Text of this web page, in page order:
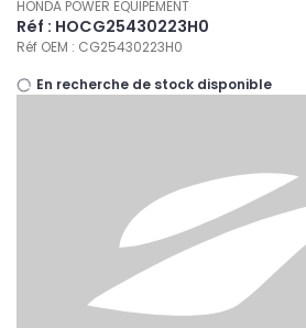
HONDA POWER EQUIPEMENT
Réf : HOCG25430223H0
Réf OEM : CG25430223H0
En recherche de stock disponible